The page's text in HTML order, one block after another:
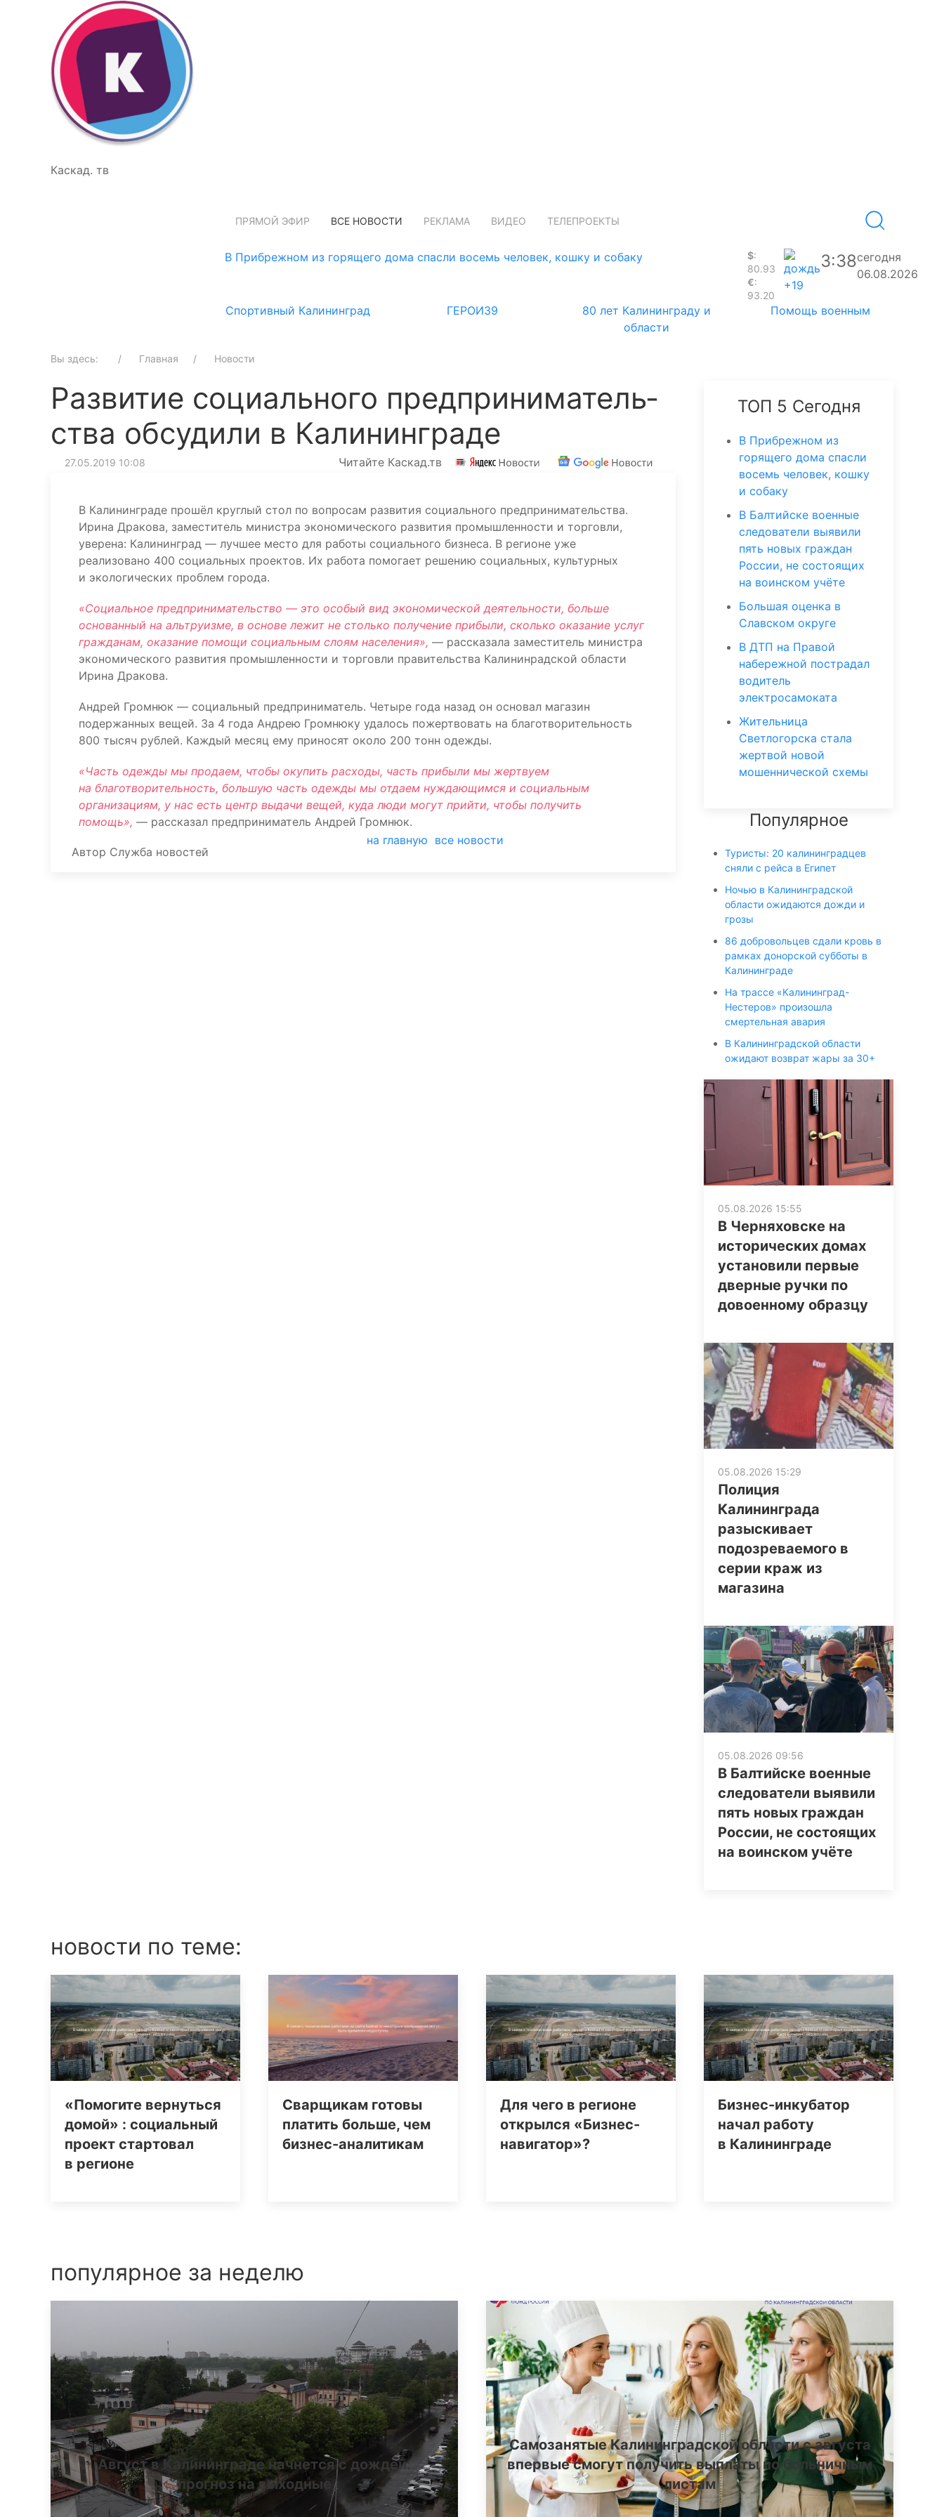
Каскад. тв
ПРЯМОЙ ЭФИР ВСЕ НОВОСТИ РЕКЛАМА ВИДЕО ТЕЛЕПРОЕКТЫ
В Прибрежном из горящего дома спасли восемь человек, кошку и собаку $:
80.93
€:
93.20
+19
3:38сегодня
06.08.2026
Спортивный Калининград ГЕРОИ39
80 лет Калининграду и
области
Помощь военным
Вы здесь: Главная Новости
Развитие социального предпринима­тель­
ства обсудили в Калининграде
27.05.2019 10:08 Читайте Каскад.тв
В Калининграде прошёл круглый стол по вопросам развития социального предпринимательства.
Ирина Дракова, заместитель министра экономического развития промышленности и торговли,
уверена: Калининград — лучшее место для работы социального бизнеса. В регионе уже
реализовано 400 социальных проектов. Их работа помогает решению социальных, культурных
и экологических проблем города.
«Социальное предпринимательство — это особый вид экономической деятельности, больше
основанный на альтруизме, в основе лежит не столько получение прибыли, сколько оказание услуг
гражданам, оказание помощи социальным слоям населения», — рассказала заместитель министра
экономического развития промышленности и торговли правительства Калининрадской области
Ирина Дракова.
Андрей Громнюк — социальный предприниматель. Четыре года назад он основал магазин
подержанных вещей. За 4 года Андрею Громнюку удалось пожертвовать на благотворительность
800 тысяч рублей. Каждый месяц ему приносят около 200 тонн одежды.
«Часть одежды мы продаем, чтобы окупить расходы, часть прибыли мы жертвуем
на благотворительность, большую часть одежды мы отдаем нуждающимся и социальным
организациям, у нас есть центр выдачи вещей, куда люди могут прийти, чтобы получить
помощь», — рассказал предприниматель Андрей Громнюк.
Автор Служба новостей
на главную все новости
ТОП 5 Сегодня
В Прибрежном из
горящего дома спасли
восемь человек, кошку
и собаку
В Балтийске военные
следователи выявили
пять новых граждан
России, не состоящих
на воинском учёте
Большая оценка в
Славском округе
В ДТП на Правой
набережной пострадал
водитель
электросамоката
Жительница
Светлогорска стала
жертвой новой
мошеннической схемы
Популярное
Туристы: 20 калининградцев
сняли с рейса в Египет
Ночью в Калининградской
области ожидаются дожди и
грозы
86 добровольцев сдали кровь в
рамках донорской субботы в
Калининграде
На трассе «Калининград-
Нестеров» произошла
смертельная авария
В Калининградской области
ожидают возврат жары за 30+
05.08.2026 15:55
В Черняховске на
исторических домах
установили первые
дверные ручки по
довоенному образцу
05.08.2026 15:29
Полиция
Калининграда
разыскивает
подозреваемого в
серии краж из
магазина
05.08.2026 09:56
В Балтийске военные
следователи выявили
пять новых граждан
России, не состоящих
на воинском учёте
новости по теме:
«Помогите вернуться
домой» : социальный
проект стартовал
в регионе
Сварщикам готовы
платить больше, чем
бизнес-аналитикам
Для чего в регионе
открылся «Бизнес-
навигатор»?
Бизнес-инкубатор
начал работу
в Калининграде
популярное за неделю
Август в Калининграде начнется с дождей:
прогноз на выходные
Самозанятые Калининградской области с августа
впервые смогут получить выплаты по больничным
листам